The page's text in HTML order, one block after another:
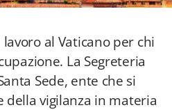
al Vaticano per chi
La Segreteria
Sede, ente che si
della vigilanza in materia